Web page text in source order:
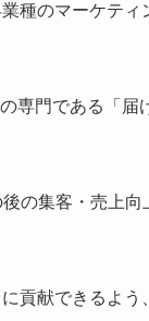
種のマーケテ
専門である「届
の集客・売上向
貢献できるよう